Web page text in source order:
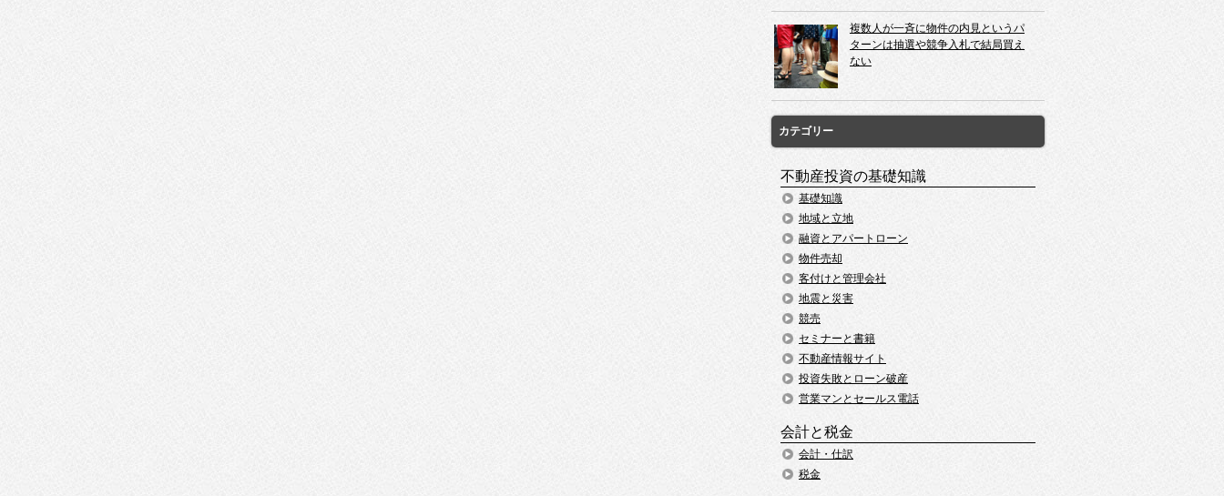
複数人が一斉に物件の内見というパ
ターンは抽選や競争入札で結局買え
ない
カテゴリー
不動産投資の基礎知識
基礎知識
地域と立地
融資とアパートローン
物件売却
客付けと管理会社
地震と災害
競売
セミナーと書籍
不動産情報サイト
投資失敗とローン破産
営業マンとセールス電話
会計と税金
会計・仕訳
税金